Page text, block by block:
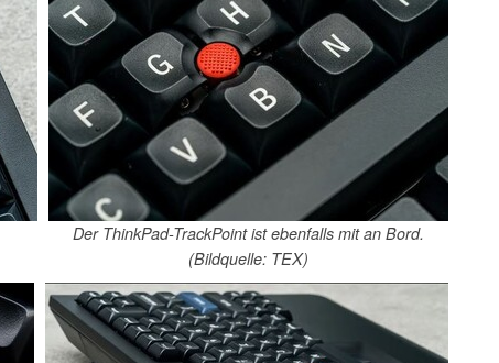
Der ThinkPad-TrackPoint ist ebenfalls mit an Bord.
(Bildquelle: TEX)